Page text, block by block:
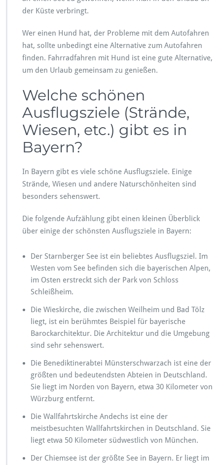
der Küste verbringt.
Wer einen Hund hat, der Probleme mit dem Autofahren
hat, sollte unbedingt eine Alternative zum Autofahren
finden. Fahrradfahren mit Hund ist eine gute Alternative,
um den Urlaub gemeinsam zu genießen.
Welche schönen
Ausflugsziele (Strände,
Wiesen, etc.) gibt es in
Bayern?
In Bayern gibt es viele schöne Ausflugsziele. Einige
Strände, Wiesen und andere Naturschönheiten sind
besonders sehenswert.
Die folgende Aufzählung gibt einen kleinen Überblick
über einige der schönsten Ausflugsziele in Bayern:
Der Starnberger See ist ein beliebtes Ausflugsziel. Im
Westen vom See befinden sich die bayerischen Alpen,
im Osten erstreckt sich der Park von Schloss
Schleißheim.
Die Wieskirche, die zwischen Weilheim und Bad Tölz
liegt, ist ein berühmtes Beispiel für bayerische
Barockarchitektur. Die Architektur und die Umgebung
sind sehr sehenswert.
Die Benediktinerabtei Münsterschwarzach ist eine der
größten und bedeutendsten Abteien in Deutschland.
Sie liegt im Norden von Bayern, etwa 30 Kilometer von
Würzburg entfernt.
Die Wallfahrtskirche Andechs ist eine der
meistbesuchten Wallfahrtskirchen in Deutschland. Sie
liegt etwa 50 Kilometer südwestlich von München.
Der Chiemsee ist der größte See in Bayern. Er liegt im